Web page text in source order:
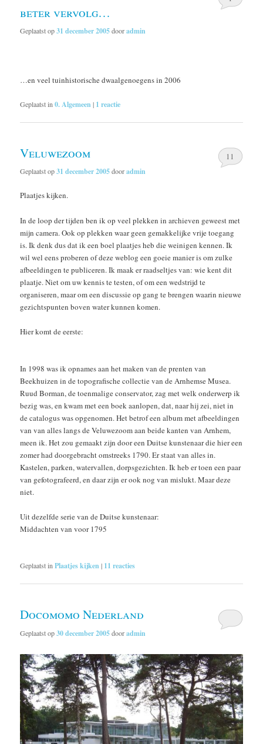
beter vervolg…
Geplaatst op31 december 2005dooradmin
…en veel tuinhistorische dwaalgenoegens in 2006
Geplaatst in 0. Algemeen | 1 reactie
Veluwezoom
Geplaatst op31 december 2005dooradmin
11
Plaatjes kijken.
In de loop der tijden ben ik op veel plekken in archieven geweest met
mijn camera. Ook op plekken waar geen gemakkelijke vrije toegang
is. Ik denk dus dat ik een boel plaatjes heb die weinigen kennen. Ik
wil wel eens proberen of deze weblog een goeie manier is om zulke
afbeeldingen te publiceren. Ik maak er raadseltjes van: wie kent dit
plaatje. Niet om uw kennis te testen, of om een wedstrijd te
organiseren, maar om een discussie op gang te brengen waarin nieuwe
gezichtspunten boven water kunnen komen.
Hier komt de eerste:
In 1998 was ik opnames aan het maken van de prenten van
Beekhuizen in de topografische collectie van de Arnhemse Musea.
Ruud Borman, de toenmalige conservator, zag met welk onderwerp ik
bezig was, en kwam met een boek aanlopen, dat, naar hij zei, niet in
de catalogus was opgenomen. Het betrof een album met afbeeldingen
van van alles langs de Veluwezoom aan beide kanten van Arnhem,
meen ik. Het zou gemaakt zijn door een Duitse kunstenaar die hier een
zomer had doorgebracht omstreeks 1790. Er staat van alles in.
Kastelen, parken, watervallen, dorpsgezichten. Ik heb er toen een paar
van gefotografeerd, en daar zijn er ook nog van mislukt. Maar deze
niet.
Uit dezelfde serie van de Duitse kunstenaar:
Middachten van voor 1795
Geplaatst in Plaatjes kijken | 11 reacties
Docomomo Nederland
Geplaatst op30 december 2005dooradmin